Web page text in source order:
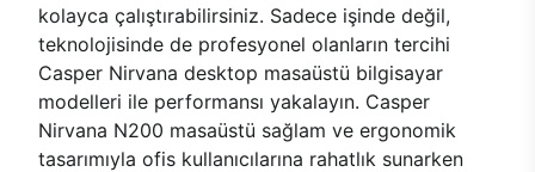
kolayca çalıştırabilirsiniz. Sadece işinde değil,
teknolojisinde de profesyonel olanların tercihi
Casper Nirvana desktop masaüstü bilgisayar
modelleri ile performansı yakalayın. Casper
Nirvana N200 masaüstü sağlam ve ergonomik
tasarımıyla ofis kullanıcılarına rahatlık sunarken